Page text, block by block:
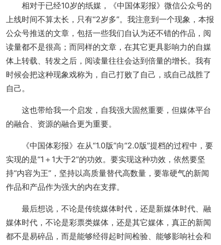
相对于已经10岁的纸媒，《中国体彩报》微信公众号的
上线时间不算太长，只有“2岁多”。我注意到一个现象，本报
公众号推送的文章，包括一些我们自认为还不错的作品，阅
读量都不是很高；而同样的文章，在其它更具影响力的自媒
体上转载、转发之后，阅读量往往会达到倍量的增长。我有
时候会把这种现象戏称为，自己打败了自己，或自己战胜了
自己。
这也带给我一个启发，自我强大固然重要，但媒体平台
的融合、资源的融合更为重要。
《中国体彩报》在从“1.0版”向“2.0版”提档的过程中，要
实现的是“1＋1大于2”的功效。要实现这种功效，依然要坚
持“内容为王”，坚持以高质量替代高数量，要靠硬气的新闻
作品和产品作为强大的内在支撑。
最后想说，不论是传统媒体时代，还是新媒体时代、融
媒体时代，不论是彩票类媒体，还是其它媒体，真正的新闻
都不是易碎品，而是能够经得起时间检验、能够影响社会和